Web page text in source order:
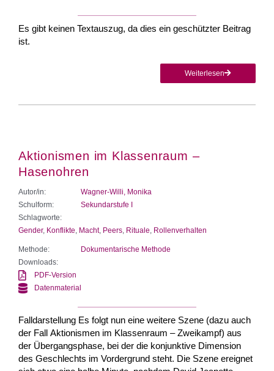
Es gibt keinen Textauszug, da dies ein geschützter Beitrag
ist.
Weiterlesen
Aktionismen im Klassenraum –
Hasenohren
Autor/in:
Wagner-Willi, Monika
Schulform:
Sekundarstufe I
Schlagworte:
Gender, Konflikte Macht, Peers Rituale Rollenverhalten
Methode:
Dokumentarische Methode
Downloads:
PDF-Version
Datenmaterial
Falldarstellung Es folgt nun eine weitere Szene (dazu auch
der Fall Aktionismen im Klassenraum – Zweikampf) aus
der Übergangsphase, bei der die konjunktive Dimension
des Geschlechts im Vordergrund steht. Die Szene ereignet